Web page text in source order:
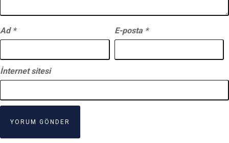
Ad * E-posta *
İnternet sitesi